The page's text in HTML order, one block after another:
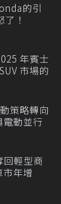
的引
！
年賓士
市場的
策略轉向
電動並行
回輕型商
年增